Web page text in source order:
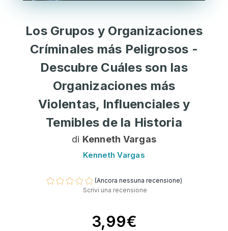
Los Grupos y Organizaciones
Críminales más Peligrosos -
Descubre Cuáles son las
Organizaciones más
Violentas, Influenciales y
Temibles de la Historia
di Kenneth Vargas
Kenneth Vargas
(Ancora nessuna recensione)
Scrivi una recensione
3,99€